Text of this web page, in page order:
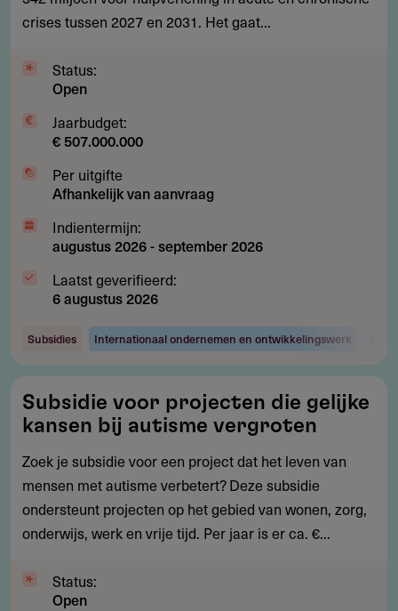
noodhulp
crises
rampen
crises tussen 2027 en 2031. Het gaat...
Status:
Open
Jaarbudget:
€ 507.000.000
Per uitgifte
Afhankelijk van aanvraag
Indientermijn:
augustus 2026-september 2026
Laatst geverifieerd:
6 augustus 2026
Subsidies Internationaal ondernemen en ontwikkelingswerk
voor
projecten
die
gelijke
kansen
bij
vergroten
Subsidie voor projecten die gelijke
kansen bij autisme vergroten
Zoek je subsidie voor een project dat het leven van
mensen met autisme verbetert? Deze subsidie
ondersteunt projecten op het gebied van wonen, zorg,
onderwijs, werk en vrije tijd. Per jaar is er ca. €...
Status:
Open